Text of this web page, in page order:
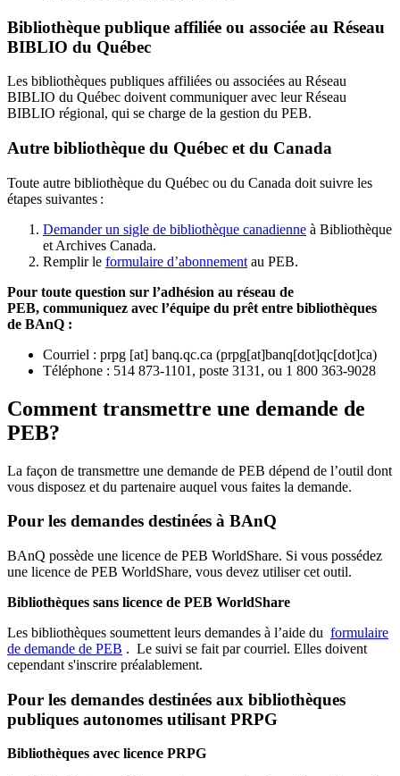
Bibliothèque publique affiliée ou associée au Réseau
BIBLIO du Québec
Les bibliothèques publiques affiliées ou associées au Réseau
BIBLIO du Québec doivent communiquer avec leur Réseau
BIBLIO régional, qui se charge de la gestion du PEB.
Autre bibliothèque du Québec et du Canada
Toute autre bibliothèque du Québec ou du Canada doit suivre les
étapes suivantes :
Demander un sigle de bibliothèque canadienne à Bibliothèque
et Archives Canada.
Remplir le formulaire d’abonnement au PEB.
Pour toute question sur l’adhésion au réseau de
PEB, communiquez avec l’équipe du prêt entre bibliothèques
de BAnQ :
Courriel : prpg [at] banq.qc.ca (prpg[at]banq[dot]qc[dot]ca)
Téléphone : 514 873-1101, poste 3131, ou 1 800 363-9028
Comment transmettre une demande de
PEB?
La façon de transmettre une demande de PEB dépend de l’outil dont
vous disposez et du partenaire auquel vous faites la demande.
Pour les demandes destinées à BAnQ
BAnQ possède une licence de PEB WorldShare. Si vous possédez
une licence de PEB WorldShare, vous devez utiliser cet outil.
Bibliothèques sans licence de PEB WorldShare
Les bibliothèques soumettent leurs demandes à l’aide du formulaire
de demande de PEB . Le suivi se fait par courriel. Elles doivent
cependant s'inscrire préalablement.
Pour les demandes destinées aux bibliothèques
publiques autonomes utilisant PRPG
Bibliothèques avec licence PRPG